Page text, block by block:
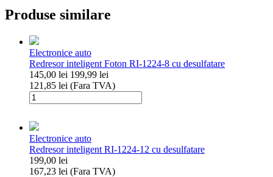
Produse similare
Electronice auto
Redresor inteligent Foton RI-1224-8 cu desulfatare
145,00 lei 199,99 lei
121,85 lei (Fara TVA)
Cantitate
Redresor
Foton
RI-
1224-
8
cu
Electronice auto
Redresor inteligent RI-1224-12 cu desulfatare
199,00 lei
167,23 lei (Fara TVA)